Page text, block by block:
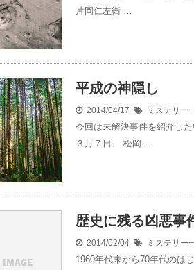
片岡仁左衛 …
平成の神隠し
2014/04/17 ミステリー
今回は未解決事件を紹介し
３月７日、 松岡 …
歴史に残る凶悪事
2014/02/04 ミステリー
1960年代末から70年代のは